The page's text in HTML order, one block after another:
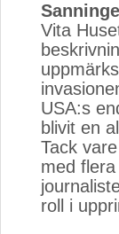
Vita
USA:s
blivit en
Tack
med
roll i